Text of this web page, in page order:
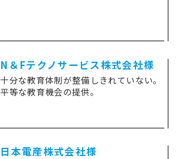
N＆Fテクノサービス株式会社様
十分な教育体制が整備しきれていない。
平等な教育機会の提供。
日本電産株式会社様